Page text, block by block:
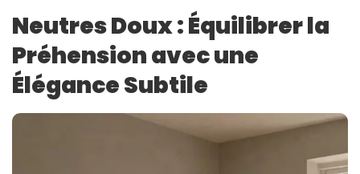
Neutres Doux : Équilibrer la
Préhension avec une
Élégance Subtile